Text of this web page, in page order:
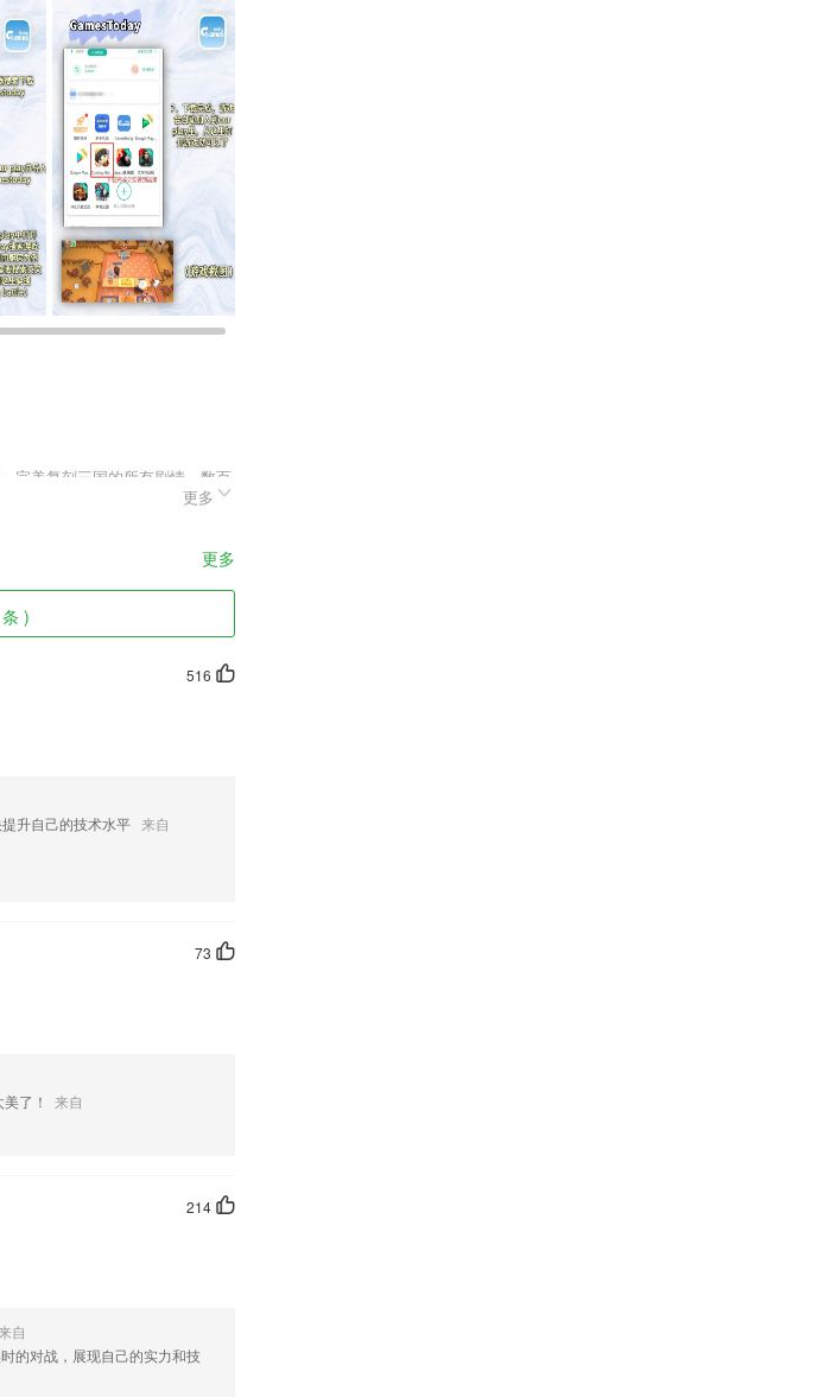
完美复刻三国的所有剧情，数百
玩家尽情的挑战，御龙三国志福
针对性。
打分评论，说出您的使用经历，
更多
更多
)
516
升自己的技术水平 来自
73
了！
来自
214
自
的对战，展现自己的实力和技